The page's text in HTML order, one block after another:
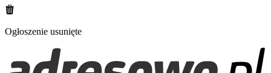
Ogłoszenie usunięte